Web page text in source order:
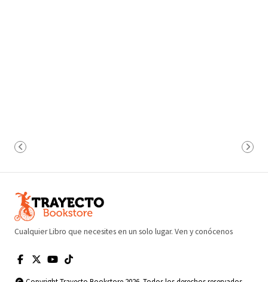
Cualquier Libro que necesites en un solo lugar. Ven y conócenos